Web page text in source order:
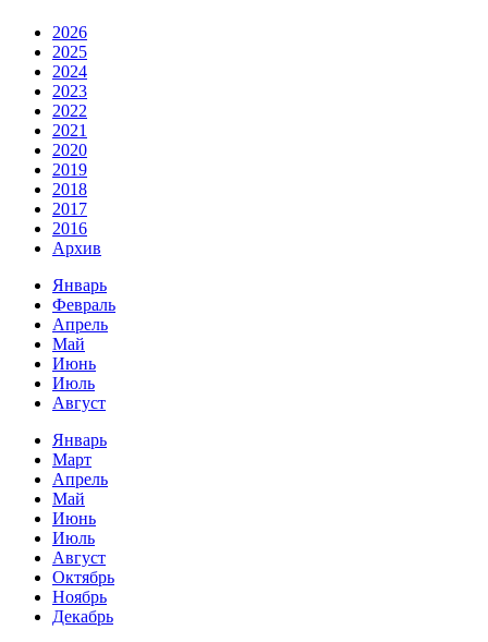
2026
2025
2024
2023
2022
2021
2020
2019
2018
2017
2016
Архив
Январь
Февраль
Апрель
Май
Июнь
Июль
Август
Январь
Март
Апрель
Май
Июнь
Июль
Август
Октябрь
Ноябрь
Декабрь